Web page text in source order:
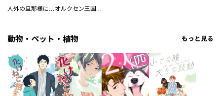
人外の旦那様に娶られ毎晩ナカまで愛される…。アンソロジー オルクセン王国史
動物・ペット・植物 もっと見る